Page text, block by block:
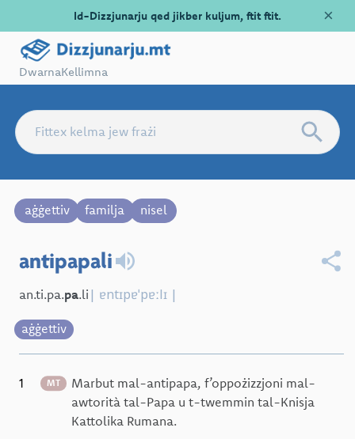
Id-Dizzjunarju qed jikber kuljum, ftit ftit. ×
DwarnaKellimna
aġġettiv familja nisel
antipapali
an.ti.pa.pa.li | ɐntɪpɐˈpɐːlɪ |
aġġettiv
1 MT
Marbut mal-antipapa, f’oppożizzjoni mal-
awtorità tal-Papa u t-twemmin tal-Knisja
Kattolika Rumana.